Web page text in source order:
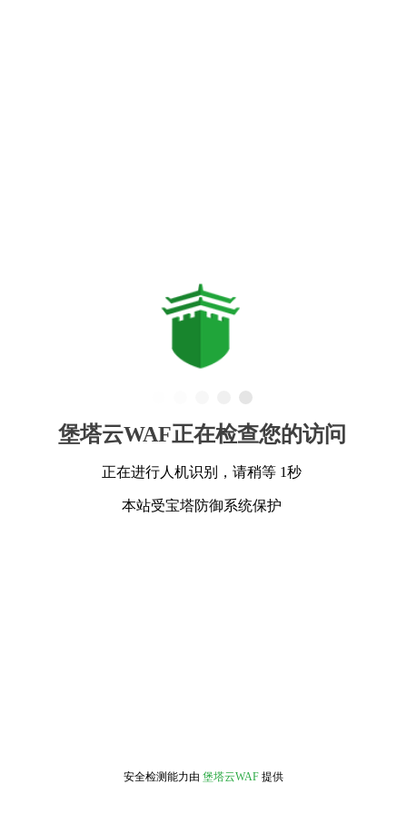
堡塔云WAF正在检查您的访问
正在进行人机识别，请稍等 1秒
本站受宝塔防御系统保护
安全检测能力由 堡塔云WAF 提供